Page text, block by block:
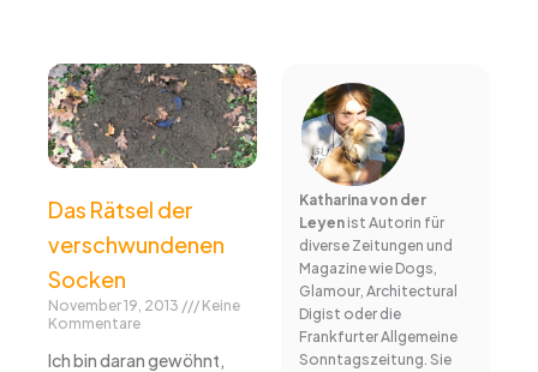
Das Rätsel der
verschwundenen
Socken
November 19, 2013
Keine
Kommentare
Ich bin daran gewöhnt,
Katharina von der
Leyenist Autorin für
diverse Zeitungen und
Magazine wie Dogs,
Glamour, Architectural
Digist oder die
Frankfurter Allgemeine
Sonntagszeitung. Sie